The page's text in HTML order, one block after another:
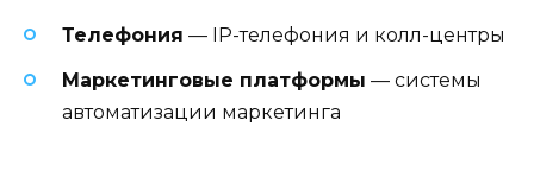
Телефония — IP-телефония и колл-центры
Маркетинговые платформы — системы
автоматизации маркетинга